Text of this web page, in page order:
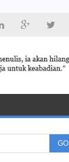
GO